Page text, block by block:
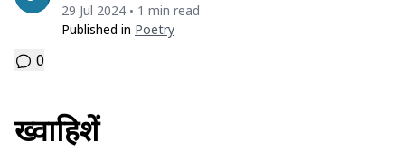
29 Jul 2024 • 1 min read
Published in Poetry
0
ख्वाहिशें